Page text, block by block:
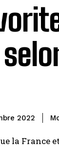
2022
la France